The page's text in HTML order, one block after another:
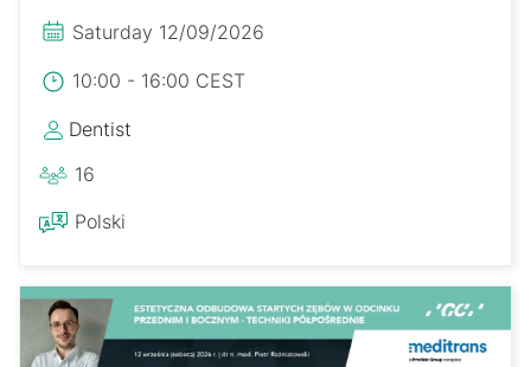
Saturday 12/09/2026
10:00 - 16:00 CEST
Dentist
16
Polski